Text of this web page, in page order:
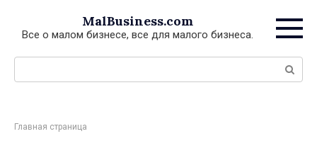
контенту
MalBusiness.com
Все о малом бизнесе, все для малого бизнеса.
Поиск:
Главная страница